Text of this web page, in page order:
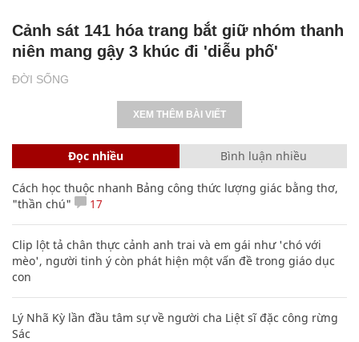
ĐỜI SỐNG
Cảnh sát 141 hóa trang bắt giữ nhóm thanh
niên mang gậy 3 khúc đi 'diễu phố'
XEM THÊM BÀI VIẾT
Đọc nhiều Bình luận nhiều
Cách học thuộc nhanh Bảng công thức lượng giác bằng thơ,
"thần chú"
17
Clip lột tả chân thực cảnh anh trai và em gái như 'chó với
mèo', người tinh ý còn phát hiện một vấn đề trong giáo dục
con
Lý Nhã Kỳ lần đầu tâm sự về người cha Liệt sĩ đặc công rừng
Sác